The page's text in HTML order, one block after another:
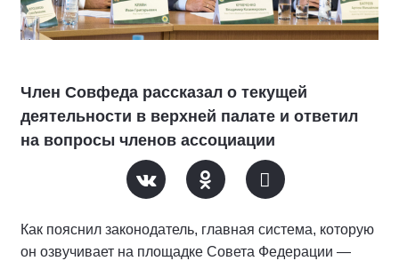
Член Совфеда рассказал о текущей
деятельности в верхней палате и ответил
на вопросы членов ассоциации
Как пояснил законодатель, главная система, которую
он озвучивает на площадке Совета Федерации —